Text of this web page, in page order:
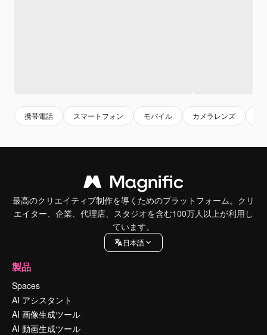
携帯電話 スマートフォン モバイル カメラレンズ
最高のクリエイティブ制作を導くためのプラットフォーム。クリ
エイター、企業、代理店、スタジオを含む100万人以上が利用し
ています。
日本語
製品
Spaces
AI アシスタント
AI 画像生成ツール
AI 動画生成ツール